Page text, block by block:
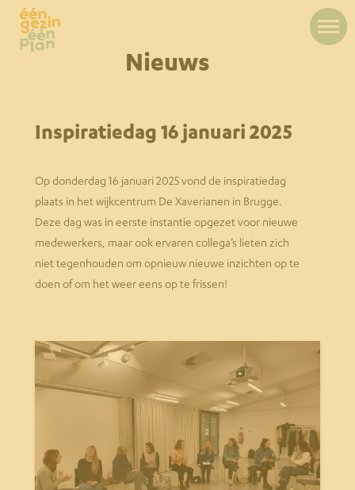
Nieuws
Inspiratiedag 16 januari 2025
Op donderdag 16 januari 2025 vond de inspiratiedag
plaats in het wijkcentrum De Xaverianen in Brugge.
Deze dag was in eerste instantie opgezet voor nieuwe
medewerkers, maar ook ervaren collega’s lieten zich
niet tegenhouden om opnieuw nieuwe inzichten op te
doen of om het weer eens op te frissen!